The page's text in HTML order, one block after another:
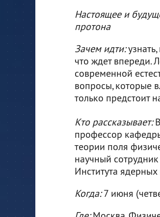
Настоящее и
протона
Зачем идти:
что ждет впереди.
современной
вопросы, которые
только предстоит
Кто рассказывает:
профессор
теории поля
научный
Института
Когда:7 июня